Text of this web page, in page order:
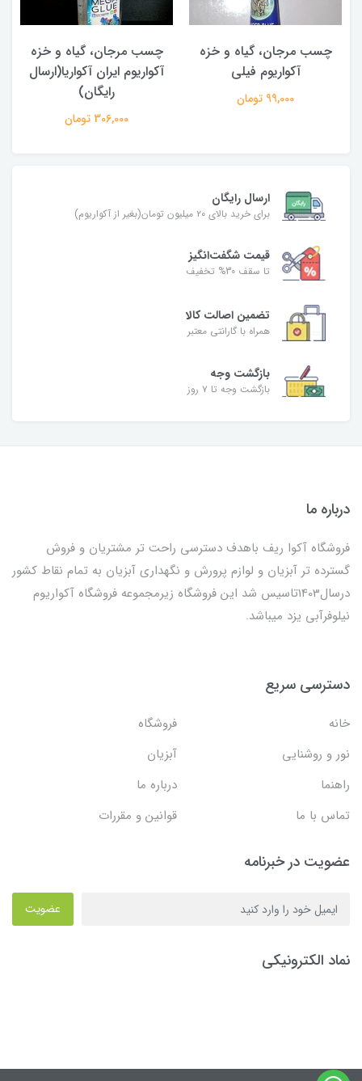
چسب مرجان، گیاه و خزه
آکواریوم فیلی
99,000 تومان
چسب مرجان، گیاه و خزه
آکواریوم ایران آکواریا(ارسال
رایگان)
306,000 تومان
ارسال رایگان
برای خرید بالای ۲۰ میلیون تومان(بغیر از آکواریوم)
قیمت شگفت‌انگیز
تا سقف 30% تخفیف
تضمین اصالت کالا
همراه با گارانتی معتبر
بازگشت وجه
بازگشت وجه تا ۷ روز
درباره ما
فروشگاه آکوا ریف باهدف دسترسی راحت تر مشتریان و فروش
گسترده تر آبزیان و لوازم پرورش و نگهداری آبزیان به تمام نقاط کشور
درسال1403تاسیس شد این فروشگاه زیرمجموعه فروشگاه آکواریوم
نیلوفرآبی یزد میباشد.
دسترسی سریع
خانه
فروشگاه
نور و روشنایی
آبزیان
راهنما
درباره ما
تماس با ما
قوانین و مقررات
عضویت در خبرنامه
عضویت
نماد الکترونیکی